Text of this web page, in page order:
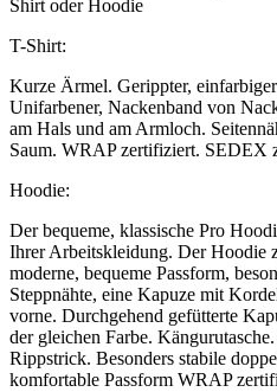
Shirt oder Hoodie
T-Shirt:
Kurze Ärmel. Gerippter,
Unifarbener, Nackenband von
am Hals und am Armloch.
Saum. WRAP zertifiziert. SEDEX
Hoodie:
Der bequeme, klassische Pro
Ihrer Arbeitskleidung. Der Hoodie
moderne, bequeme Passform,
Steppnähte, eine Kapuze mit
vorne. Durchgehend gefütterte
der gleichen Farbe.
Rippstrick. Besonders stabile
komfortable Passform WRAP